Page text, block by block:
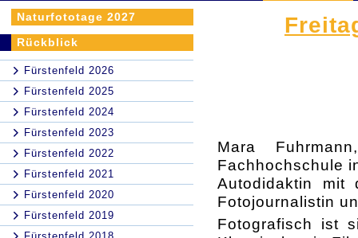
Naturfototage 2027
Rückblick
Fürstenfeld 2026
Fürstenfeld 2025
Fürstenfeld 2024
Fürstenfeld 2023
Fürstenfeld 2022
Fürstenfeld 2021
Fürstenfeld 2020
Fürstenfeld 2019
Mara
Fachhochschule
Autodidaktin
Fotojournalistin
Fotografisch ist